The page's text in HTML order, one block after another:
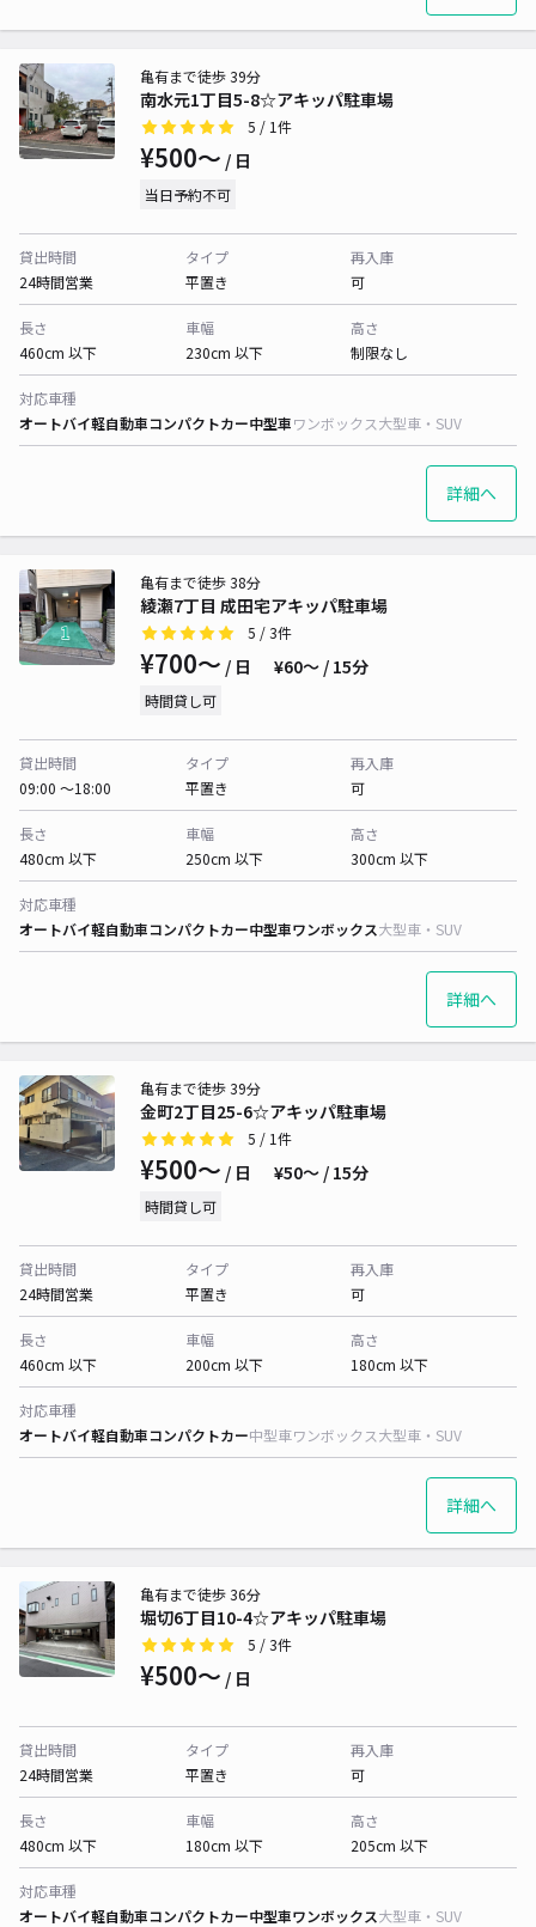
南水元1丁目5-8☆アキッパ駐車場
亀有まで徒歩 39分
5 / 1件
¥500〜 / 日
当日予約不可
貸出時間
24時間営業
タイプ
平置き
再入庫
可
長さ
460cm 以下
車幅
230cm 以下
高さ
制限なし
対応車種
オートバイ軽自動車コンパクトカー中型車ワンボックス大型車・SUV
詳細へ
綾瀬7丁目 成田宅アキッパ駐車場
亀有まで徒歩 38分
5 / 3件
¥700〜 / 日 ¥60〜 / 15分
時間貸し可
貸出時間
09:00 〜18:00
タイプ
平置き
再入庫
可
長さ
480cm 以下
車幅
250cm 以下
高さ
300cm 以下
対応車種
オートバイ軽自動車コンパクトカー中型車ワンボックス大型車・SUV
詳細へ
金町2丁目25-6☆アキッパ駐車場
亀有まで徒歩 39分
5 / 1件
¥500〜 / 日 ¥50〜 / 15分
時間貸し可
貸出時間
24時間営業
タイプ
平置き
再入庫
可
長さ
460cm 以下
車幅
200cm 以下
高さ
180cm 以下
対応車種
オートバイ軽自動車コンパクトカー中型車ワンボックス大型車・SUV
詳細へ
堀切6丁目10-4☆アキッパ駐車場
亀有まで徒歩 36分
5 / 3件
¥500〜 / 日
貸出時間
24時間営業
タイプ
平置き
再入庫
可
長さ
480cm 以下
車幅
180cm 以下
高さ
205cm 以下
対応車種
オートバイ軽自動車コンパクトカー中型車ワンボックス大型車・SUV